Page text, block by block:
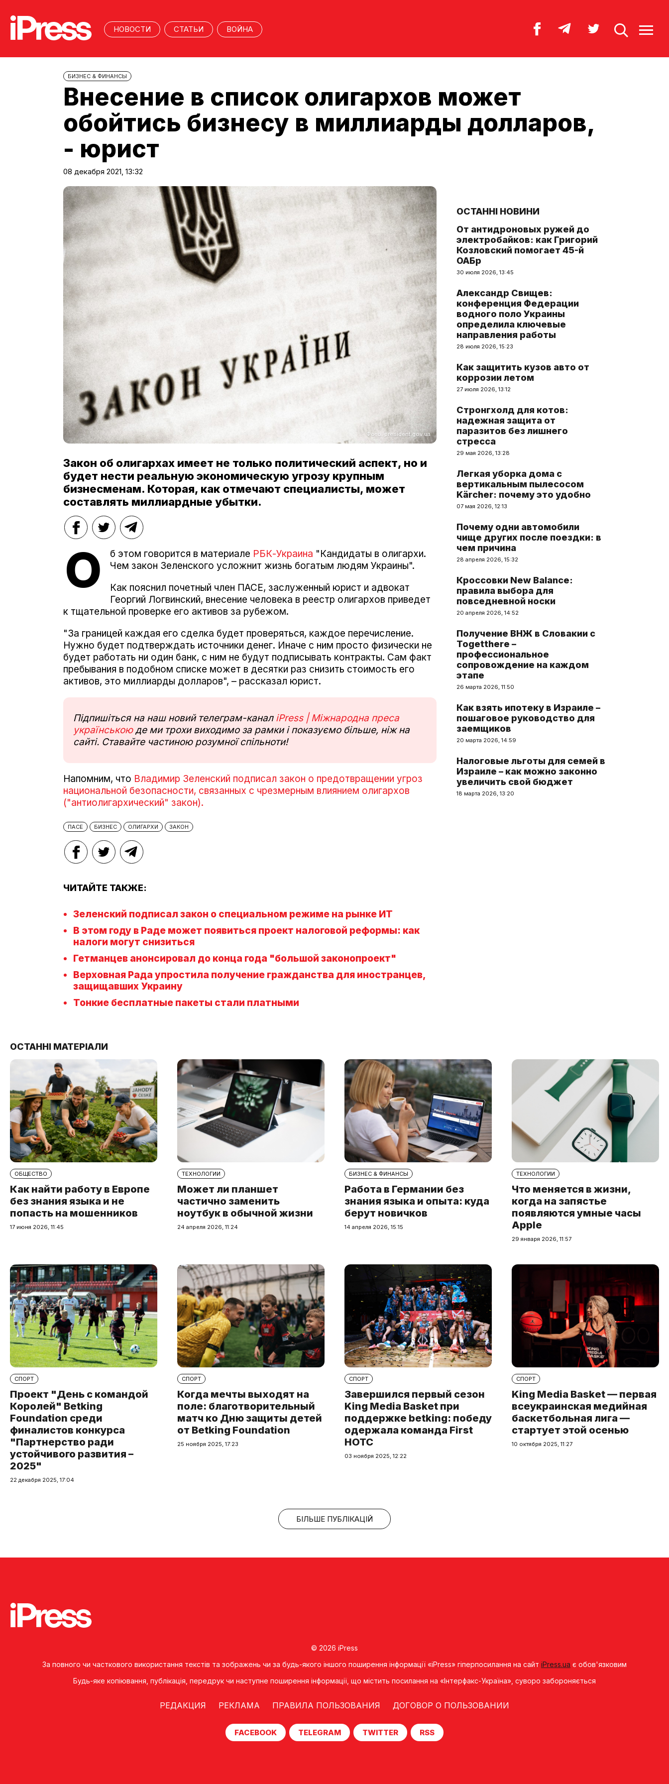
НОВОСТИ СТАТЬИ ВОЙНА
БИЗНЕС & ФИНАНСЫ
Внесение в список олигархов может
обойтись бизнесу в миллиарды долларов,
- юрист
08 декабря 2021, 13:32
Фото: president.gov.ua
Закон об олигархах имеет не только политический аспект, но и
будет нести реальную экономическую угрозу крупным
бизнесменам. Которая, как отмечают специалисты, может
составлять миллиардные убытки.
О б этом говорится в материале РБК-Украина "Кандидаты в олигархи.
Чем закон Зеленского усложнит жизнь богатым людям Украины".
Как пояснил почетный член ПАСЕ, заслуженный юрист и адвокат
Георгий Логвинский, внесение человека в реестр олигархов приведет
к тщательной проверке его активов за рубежом.
"За границей каждая его сделка будет проверяться, каждое перечисление.
Нужно будет подтверждать источники денег. Иначе с ним просто физически не
будет работать ни один банк, с ним не будут подписывать контракты. Сам факт
пребывания в подобном списке может в десятки раз снизить стоимость его
активов, это миллиарды долларов", – рассказал юрист.
Підпишіться на наш новий телеграм-канал iPress | Міжнародна преса
українськоюде ми трохи виходимо за рамки і показуємо більше, ніж на
сайті. Ставайте частиною розумної спільноти!
Напомним, что Владимир Зеленский подписал закон о предотвращении угроз
национальной безопасности, связанных с чрезмерным влиянием олигархов
("антиолигархический" закон).
ПАСЕ БИЗНЕС ОЛИГАРХИ ЗАКОН
ЧИТАЙТЕ ТАКЖЕ:
Зеленский подписал закон о специальном режиме на рынке ИТ
В этом году в Раде может появиться проект налоговой реформы: как
налоги могут снизиться
Гетманцев анонсировал до конца года "большой законопроект"
Верховная Рада упростила получение гражданства для иностранцев,
защищавших Украину
Тонкие бесплатные пакеты стали платными
ОСТАННІ НОВИНИ
От антидроновых ружей до
электробайков: как Григорий
Козловский помогает 45-й
ОАБр
30 июля 2026, 13:45
Александр Свищев:
конференция Федерации
водного поло Украины
определила ключевые
направления работы
28 июля 2026, 15:23
Как защитить кузов авто от
коррозии летом
27 июля 2026, 13:12
Стронгхолд для котов:
надежная защита от
паразитов без лишнего
стресса
29 мая 2026, 13:28
Легкая уборка дома с
вертикальным пылесосом
Kärcher: почему это удобно
07 мая 2026, 12:13
Почему одни автомобили
чище других после поездки: в
чем причина
28 апреля 2026, 15:32
Кроссовки New Balance:
правила выбора для
повседневной носки
20 апреля 2026, 14:52
Получение ВНЖ в Словакии с
Togetthere –
профессиональное
сопровождение на каждом
этапе
26 марта 2026, 11:50
Как взять ипотеку в Израиле –
пошаговое руководство для
заемщиков
20 марта 2026, 14:59
Налоговые льготы для семей в
Израиле – как можно законно
увеличить свой бюджет
18 марта 2026, 13:20
ОСТАННІ МАТЕРІАЛИ
ОБЩЕСТВО
Как найти работу в Европе
без знания языка и не
попасть на мошенников
17 июня 2026, 11:45
ТЕХНОЛОГИИ
Может ли планшет
частично заменить
ноутбук в обычной жизни
24 апреля 2026, 11:24
БИЗНЕС & ФИНАНСЫ
Работа в Германии без
знания языка и опыта: куда
берут новичков
14 апреля 2026, 15:15
ТЕХНОЛОГИИ
Что меняется в жизни,
когда на запястье
появляются умные часы
Apple
29 января 2026, 11:57
СПОРТ
Проект "День с командой
Королей" Betking
Foundation среди
финалистов конкурса
"Партнерство ради
устойчивого развития –
2025"
22 декабря 2025, 17:04
СПОРТ
Когда мечты выходят на
поле: благотворительный
матч ко Дню защиты детей
от Betking Foundation
25 ноября 2025, 17:23
СПОРТ
Завершился первый сезон
King Media Basket при
поддержке betking: победу
одержала команда First
HOTC
03 ноября 2025, 12:22
СПОРТ
King Media Basket — первая
всеукраинская медийная
баскетбольная лига —
стартует этой осенью
10 октября 2025, 11:27
БІЛЬШЕ ПУБЛІКАЦІЙ
© 2026 iPress
За повного чи часткового використання текстів та зображень чи за будь-якого іншого поширення інформації «iPress» гіперпосилання на сайт iPress.ua є обов'язковим
Будь-яке копiювання, публiкацiя, передрук чи наступне поширення iнформацiї, що мiстить посилання на «Iнтерфакс-Україна», суворо забороняється
РЕДАКЦИЯ РЕКЛАМА ПРАВИЛА ПОЛЬЗОВАНИЯ ДОГОВОР О ПОЛЬЗОВАНИИ
FACEBOOK TELEGRAM TWITTER RSS